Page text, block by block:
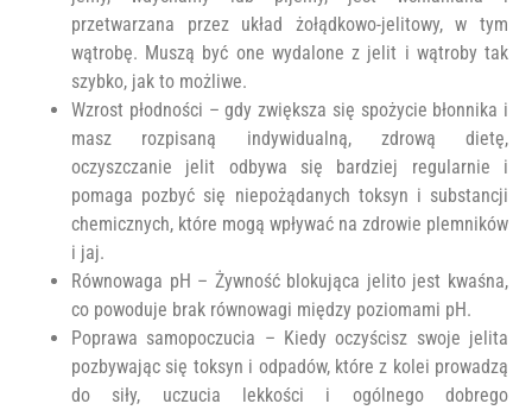
przetwarzana przez układ żołądkowo-jelitowy, w tym
wątrobę. Muszą być one wydalone z jelit i wątroby tak
szybko, jak to możliwe.
Wzrost płodności – gdy zwiększa się spożycie błonnika i
masz rozpisaną indywidualną, zdrową dietę,
oczyszczanie jelit odbywa się bardziej regularnie i
pomaga pozbyć się niepożądanych toksyn i substancji
chemicznych, które mogą wpływać na zdrowie plemników
i jaj.
Równowaga pH – Żywność blokująca jelito jest kwaśna,
co powoduje brak równowagi między poziomami pH.
Poprawa samopoczucia – Kiedy oczyścisz swoje jelita
pozbywając się toksyn i odpadów, które z kolei prowadzą
do siły, uczucia lekkości i ogólnego dobrego